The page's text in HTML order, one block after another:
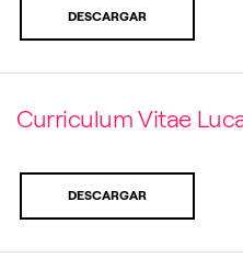
DESCARGAR
Curriculum Vitae
DESCARGAR